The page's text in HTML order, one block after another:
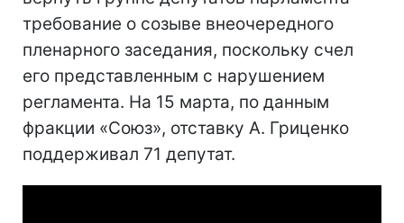
требование о созыве внеочередного
пленарного заседания, поскольку счел
его представленным с нарушением
регламента. На 15 марта, по данным
фракции «Союз», отставку А. Гриценко
поддерживал 71 депутат.